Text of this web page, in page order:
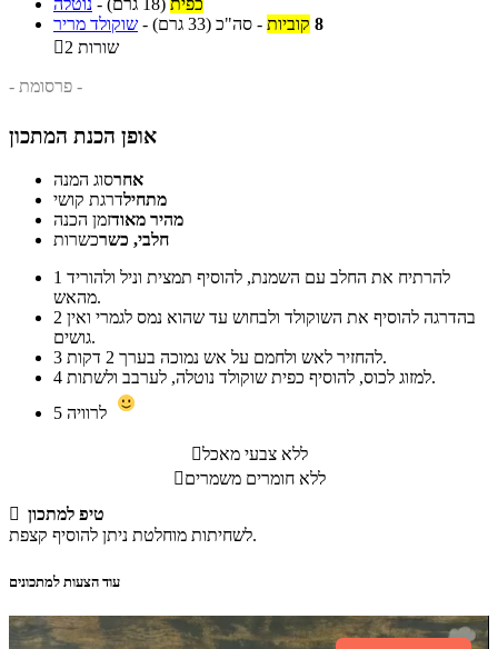
נוטלה - כפית (18 גרם)
שוקולד מריר - 8 קוביות - סה"כ (33 גרם)

2 שורות
- פרסומת -
אופן הכנת המתכון
אחרסוג המנה
מתחילדרגת קושי
מהיר מאודזמן הכנה
חלבי, כשרכשרות
1
מהאש.
2
גושים.
3
להחזיר לאש ולחמם על אש נמוכה בערך 2 דקות.
4
למזוג לכוס, להוסיף כפית שוקולד נוטלה, לערבב ולשתות.
5
ללא צבעי מאכל
ללא חומרים משמרים
 טיפ למתכון
לשחיתות מוחלטת ניתן להוסיף קצפת.
עוד הצעות למתכונים